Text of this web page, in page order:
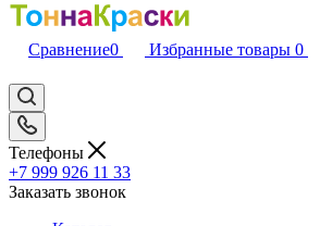
Сравнение0 Избранные товары 0
Телефоны
+7 999 926 11 33
Заказать звонок